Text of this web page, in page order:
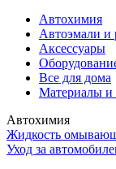
Автохимия
Автоэмали и
Аксессуары
Все для дома
Материалы и
Автохимия
Жидкость
Уход за